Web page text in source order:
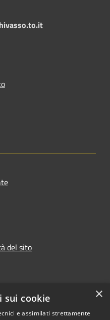
del sito
×
sui cookie
e assimilati strettamente